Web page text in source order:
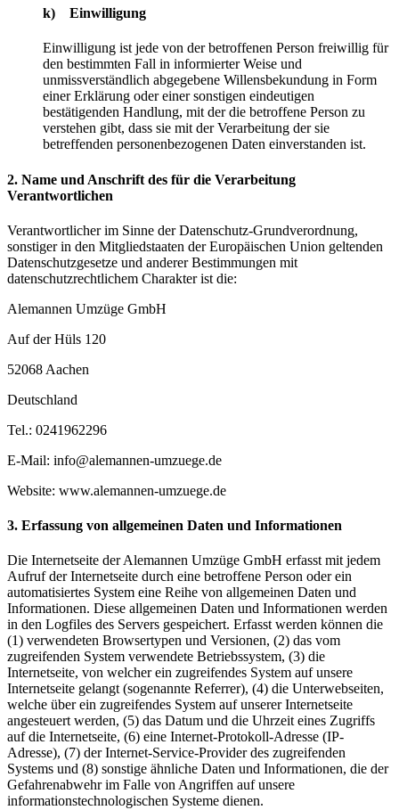
k) Einwilligung
Einwilligung ist jede von der betroffenen Person freiwillig für
den bestimmten Fall in informierter Weise und
unmissverständlich abgegebene Willensbekundung in Form
einer Erklärung oder einer sonstigen eindeutigen
bestätigenden Handlung, mit der die betroffene Person zu
verstehen gibt, dass sie mit der Verarbeitung der sie
betreffenden personenbezogenen Daten einverstanden ist.
2. Name und Anschrift des für die Verarbeitung
Verantwortlichen
Verantwortlicher im Sinne der Datenschutz-Grundverordnung,
sonstiger in den Mitgliedstaaten der Europäischen Union geltenden
Datenschutzgesetze und anderer Bestimmungen mit
datenschutzrechtlichem Charakter ist die:
Alemannen Umzüge GmbH
Auf der Hüls 120
52068 Aachen
Deutschland
Tel.: 0241962296
E-Mail: info@alemannen-umzuege.de
Website: www.alemannen-umzuege.de
3. Erfassung von allgemeinen Daten und Informationen
Die Internetseite der Alemannen Umzüge GmbH erfasst mit jedem
Aufruf der Internetseite durch eine betroffene Person oder ein
automatisiertes System eine Reihe von allgemeinen Daten und
Informationen. Diese allgemeinen Daten und Informationen werden
in den Logfiles des Servers gespeichert. Erfasst werden können die
(1) verwendeten Browsertypen und Versionen, (2) das vom
zugreifenden System verwendete Betriebssystem, (3) die
Internetseite, von welcher ein zugreifendes System auf unsere
Internetseite gelangt (sogenannte Referrer), (4) die Unterwebseiten,
welche über ein zugreifendes System auf unserer Internetseite
angesteuert werden, (5) das Datum und die Uhrzeit eines Zugriffs
auf die Internetseite, (6) eine Internet-Protokoll-Adresse (IP-
Adresse), (7) der Internet-Service-Provider des zugreifenden
Systems und (8) sonstige ähnliche Daten und Informationen, die der
Gefahrenabwehr im Falle von Angriffen auf unsere
informationstechnologischen Systeme dienen.